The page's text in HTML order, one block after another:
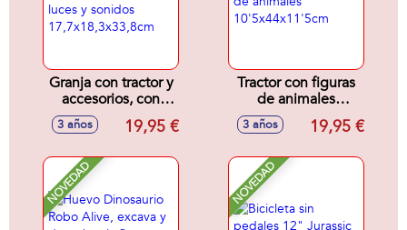
Granja con tractor y
accesorios, con
luces y sonidos
17,7x18,3x33,8cm
3 años 19,95 €
Tractor con figuras
de animales
10'5x44x11'5cm
3 años 19,95 €
NOVEDAD NOVEDAD